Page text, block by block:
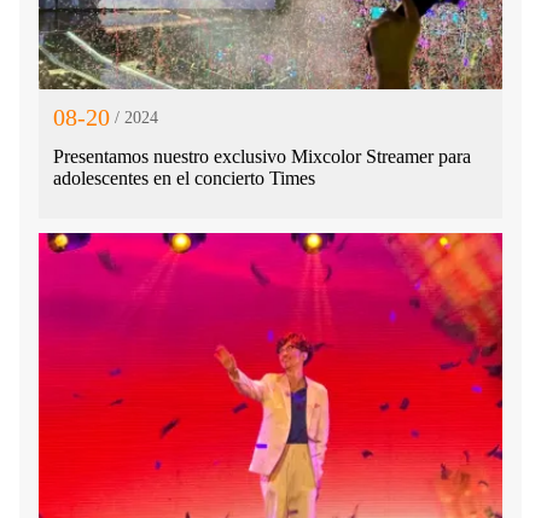
08-20 / 2024
Presentamos nuestro exclusivo Mixcolor Streamer para
adolescentes en el concierto Times